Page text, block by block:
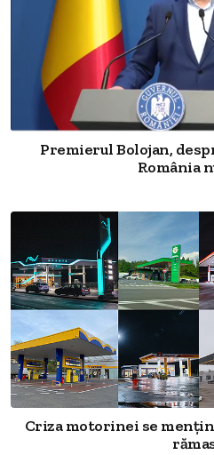
Premierul Bolojan,
România
Criza motorinei se